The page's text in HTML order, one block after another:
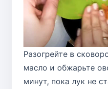
Разогрейте в
масло и обжарьте
минут, пока лук не